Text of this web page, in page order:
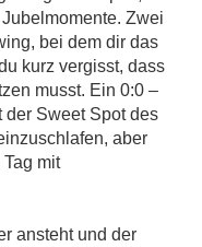
Zwei
bei dem dir das
kurz vergisst, dass
musst. Ein 0:0 –
der Sweet Spot des
aber
mit
ansteht und der